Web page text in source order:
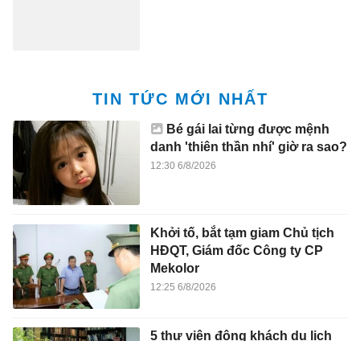
TIN TỨC MỚI NHẤT
Bé gái lai từng được mệnh
danh 'thiên thần nhí' giờ ra sao?
12:30 6/8/2026
Khởi tố, bắt tạm giam Chủ tịch
HĐQT, Giám đốc Công ty CP
Mekolor
12:25 6/8/2026
5 thư viện đông khách du lịch